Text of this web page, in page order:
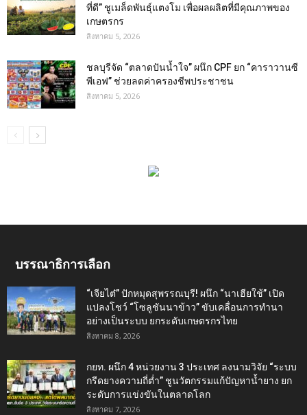
ที่ดี” ชูเมล็ดพันธุ์แตงโม เพื่อผลผลิตที่มีคุณภาพของ
เกษตรกร
สิงหาคม 5, 2026
ชลบุรีจัด “ตลาดปันน้ำใจ” ผนึก CPF ยก “คาราวานซี
พีเอฟ” ช่วยลดค่าครองชีพประชาชน
สิงหาคม 5, 2026
บรรณาธิการเลือก
“เจียไต๋” ปักหมุดสุพรรณบุรี! ผนึก “นาเฮียใช้” เปิด
แปลงโชว์ “โซลูชันนาข้าว” ขับเคลื่อนการทำนา
อย่างเป็นระบบ ยกระดับเกษตรกรไทย
สิงหาคม 8, 2026
กยท. ผนึก 4 หน่วยงาน 3 ประเทศ ลงนามวิจัย “ระบบ
กรีดยางความถี่ต่ำ” ชูนวัตกรรมแก้ปัญหาน้ำยาง ยก
ระดับการแข่งขันในตลาดโลก
สิงหาคม 7, 2026